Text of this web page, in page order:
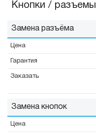
Кнопки / разъемы
Замена разъёма
Замена кнопок